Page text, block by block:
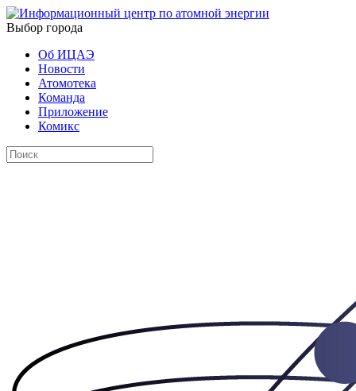
Выбор города
Об ИЦАЭ
Новости
Атомотека
Команда
Приложение
Комикс